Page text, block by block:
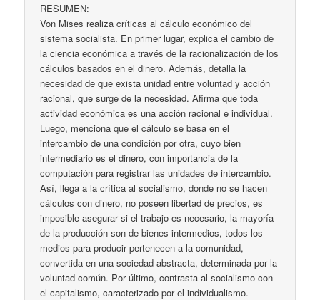
RESUMEN:
Von Mises realiza críticas al cálculo económico del
sistema socialista. En primer lugar, explica el cambio de
la ciencia económica a través de la racionalización de los
cálculos basados en el dinero. Además, detalla la
necesidad de que exista unidad entre voluntad y acción
racional, que surge de la necesidad. Afirma que toda
actividad económica es una acción racional e individual.
Luego, menciona que el cálculo se basa en el
intercambio de una condición por otra, cuyo bien
intermediario es el dinero, con importancia de la
computación para registrar las unidades de intercambio.
Así, llega a la crítica al socialismo, donde no se hacen
cálculos con dinero, no poseen libertad de precios, es
imposible asegurar si el trabajo es necesario, la mayoría
de la producción son de bienes intermedios, todos los
medios para producir pertenecen a la comunidad,
convertida en una sociedad abstracta, determinada por la
voluntad común. Por último, contrasta al socialismo con
el capitalismo, caracterizado por el individualismo.